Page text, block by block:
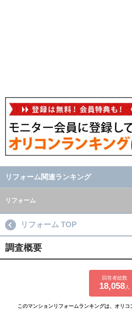
リフォーム関連ランキング
リフォーム
リフォーム TOP
調査概要
回答者総数
18,058 人
このマンションリフォームランキングは、オリコ